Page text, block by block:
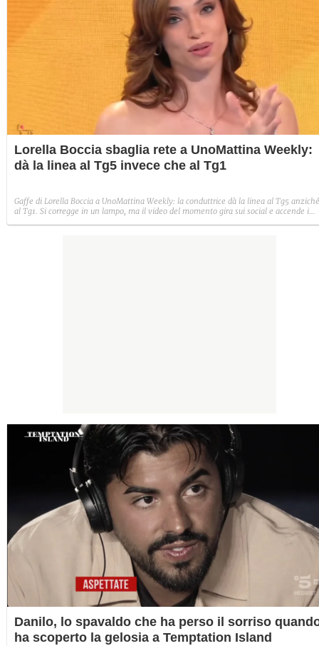
Lorella Boccia sbaglia rete a UnoMattina Weekly:
dà la linea al Tg5 invece che al Tg1
Gaffe di Lorella Boccia a UnoMattina Weekly: la conduttrice dà la linea al Tg5 anziché
al Tg1. Si corregge in un lampo, ma il video del momento gira sui social e accende i
Danilo, lo spavaldo che ha perso il sorriso
ha scoperto la gelosia a Temptation Island